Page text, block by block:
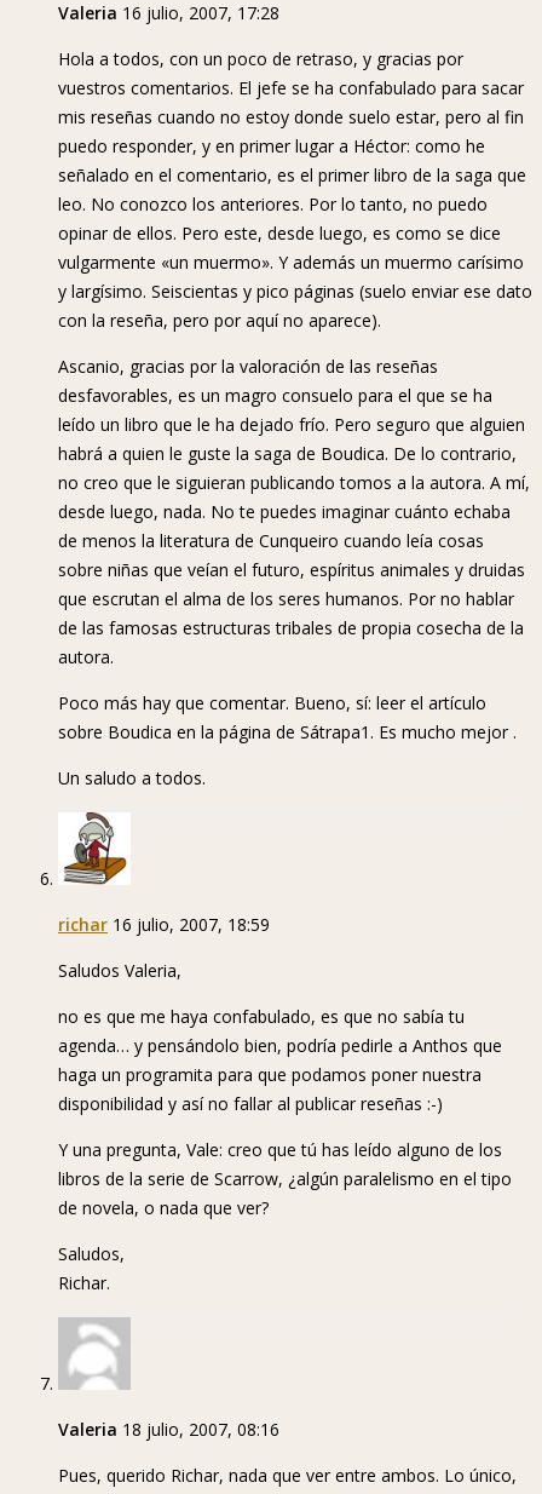
Valeria 16 julio, 2007, 17:28
Hola a todos, con un poco de retraso, y gracias por
vuestros comentarios. El jefe se ha confabulado para sacar
mis reseñas cuando no estoy donde suelo estar, pero al fin
puedo responder, y en primer lugar a Héctor: como he
señalado en el comentario, es el primer libro de la saga que
leo. No conozco los anteriores. Por lo tanto, no puedo
opinar de ellos. Pero este, desde luego, es como se dice
vulgarmente «un muermo». Y además un muermo carísimo
y largísimo. Seiscientas y pico páginas (suelo enviar ese dato
con la reseña, pero por aquí no aparece).
Ascanio, gracias por la valoración de las reseñas
desfavorables, es un magro consuelo para el que se ha
leído un libro que le ha dejado frío. Pero seguro que alguien
habrá a quien le guste la saga de Boudica. De lo contrario,
no creo que le siguieran publicando tomos a la autora. A mí,
desde luego, nada. No te puedes imaginar cuánto echaba
de menos la literatura de Cunqueiro cuando leía cosas
sobre niñas que veían el futuro, espíritus animales y druidas
que escrutan el alma de los seres humanos. Por no hablar
de las famosas estructuras tribales de propia cosecha de la
autora.
Poco más hay que comentar. Bueno, sí: leer el artículo
sobre Boudica en la página de Sátrapa1. Es mucho mejor .
Un saludo a todos.
richar 16 julio, 2007, 18:59
Saludos Valeria,
no es que me haya confabulado, es que no sabía tu
agenda… y pensándolo bien, podría pedirle a Anthos que
haga un programita para que podamos poner nuestra
disponibilidad y así no fallar al publicar reseñas :-)
Y una pregunta, Vale: creo que tú has leído alguno de los
libros de la serie de Scarrow, ¿algún paralelismo en el tipo
de novela, o nada que ver?
Saludos,
Richar.
Valeria 18 julio, 2007, 08:16
Pues, querido Richar, nada que ver entre ambos. Lo único,